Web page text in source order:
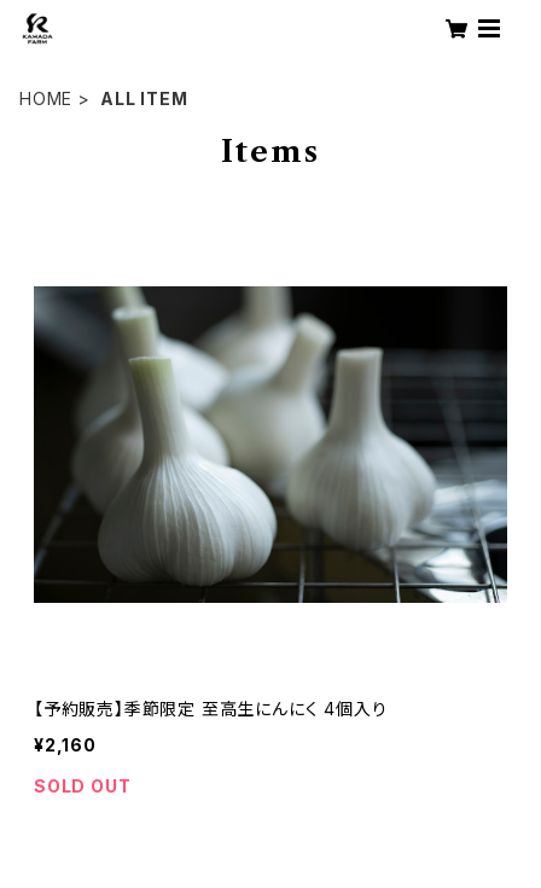
HOME ALL ITEM
Items
【予約販売】季節限定 至高生にんにく 4個入り
¥2,160
SOLD OUT